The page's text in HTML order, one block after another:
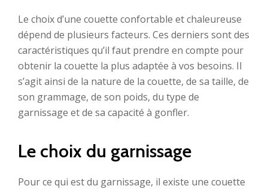
Le choix d’une couette confortable et chaleureuse
dépend de plusieurs facteurs. Ces derniers sont des
caractéristiques qu’il faut prendre en compte pour
obtenir la couette la plus adaptée à vos besoins. Il
s’agit ainsi de la nature de la couette, de sa taille, de
son grammage, de son poids, du type de
garnissage et de sa capacité à gonfler.
Le choix du garnissage
Pour ce qui est du garnissage, il existe une couette